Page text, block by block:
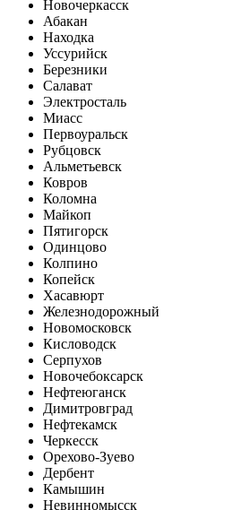
Новочеркасск
Абакан
Находка
Уссурийск
Березники
Салават
Электросталь
Миасс
Первоуральск
Рубцовск
Альметьевск
Ковров
Коломна
Майкоп
Пятигорск
Одинцово
Колпино
Копейск
Хасавюрт
Железнодорожный
Новомосковск
Кисловодск
Серпухов
Новочебоксарск
Нефтеюганск
Димитровград
Нефтекамск
Черкесск
Орехово-Зуево
Дербент
Камышин
Невинномысск